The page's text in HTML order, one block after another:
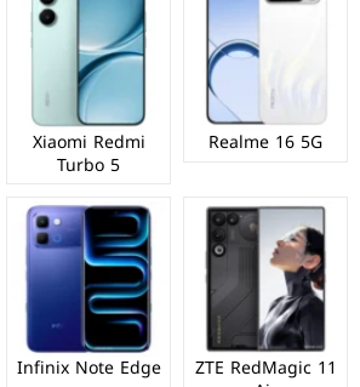
Realme 16 5G
Xiaomi Redmi
Turbo 5
ZTE RedMagic 11
Infinix Note Edge